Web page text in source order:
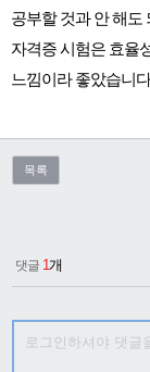
공부할 것과 안 해도
자격증 시험은 효율
목록
댓글 1개